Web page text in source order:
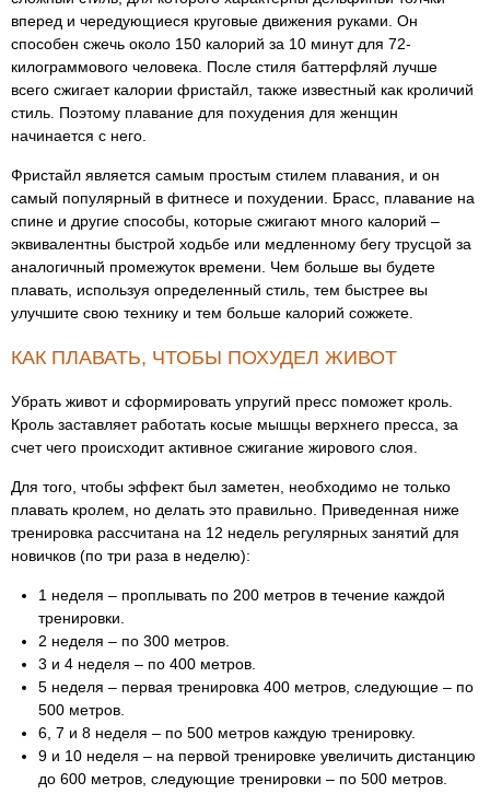
вперед и чередующиеся круговые движения руками. Он
способен сжечь около 150 калорий за 10 минут для 72-
килограммового человека. После стиля баттерфляй лучше
всего сжигает калории фристайл, также известный как кроличий
стиль. Поэтому плавание для похудения для женщин
начинается с него.
Фристайл является самым простым стилем плавания, и он
самый популярный в фитнесе и похудении. Брасс, плавание на
спине и другие способы, которые сжигают много калорий –
эквивалентны быстрой ходьбе или медленному бегу трусцой за
аналогичный промежуток времени. Чем больше вы будете
плавать, используя определенный стиль, тем быстрее вы
улучшите свою технику и тем больше калорий сожжете.
КАК ПЛАВАТЬ, ЧТОБЫ ПОХУДЕЛ ЖИВОТ
Убрать живот и сформировать упругий пресс поможет кроль.
Кроль заставляет работать косые мышцы верхнего пресса, за
счет чего происходит активное сжигание жирового слоя.
Для того, чтобы эффект был заметен, необходимо не только
плавать кролем, но делать это правильно. Приведенная ниже
тренировка рассчитана на 12 недель регулярных занятий для
новичков (по три раза в неделю):
1 неделя – проплывать по 200 метров в течение каждой
тренировки.
2 неделя – по 300 метров.
3 и 4 неделя – по 400 метров.
5 неделя – первая тренировка 400 метров, следующие – по
500 метров.
6, 7 и 8 неделя – по 500 метров каждую тренировку.
9 и 10 неделя – на первой тренировке увеличить дистанцию
до 600 метров, следующие тренировки – по 500 метров.